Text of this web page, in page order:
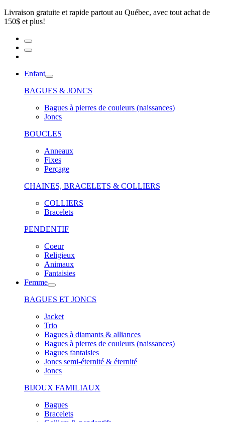
Livraison gratuite et rapide partout au Québec, avec tout achat de
150$ et plus!
Enfant
BAGUES & JONCS
Bagues à pierres de couleurs (naissances)
Joncs
BOUCLES
Anneaux
Fixes
Perçage
CHAINES, BRACELETS & COLLIERS
COLLIERS
Bracelets
PENDENTIF
Coeur
Religieux
Animaux
Fantaisies
Femme
BAGUES ET JONCS
Jacket
Trio
Bagues à diamants & alliances
Bagues à pierres de couleurs (naissances)
Bagues fantaisies
Joncs semi-éternité & éternité
Joncs
BIJOUX FAMILIAUX
Bagues
Bracelets